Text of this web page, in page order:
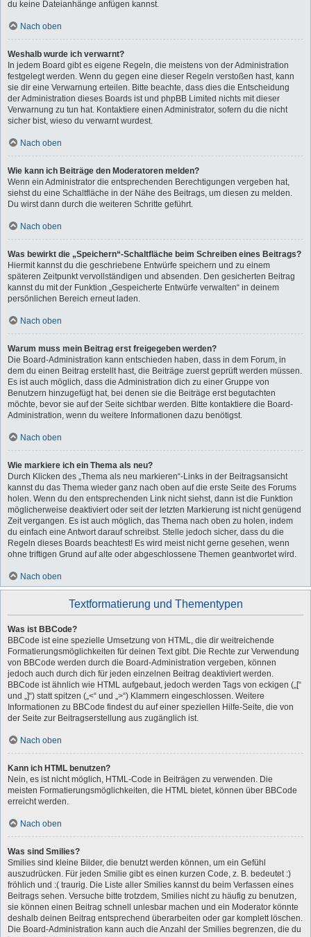
du keine Dateianhänge anfügen kannst.
Nach oben
Weshalb wurde ich verwarnt?
In jedem Board gibt es eigene Regeln, die meistens von der Administration
festgelegt werden. Wenn du gegen eine dieser Regeln verstoßen hast, kann
sie dir eine Verwarnung erteilen. Bitte beachte, dass dies die Entscheidung
der Administration dieses Boards ist und phpBB Limited nichts mit dieser
Verwarnung zu tun hat. Kontaktiere einen Administrator, sofern du die nicht
sicher bist, wieso du verwarnt wurdest.
Nach oben
Wie kann ich Beiträge den Moderatoren melden?
Wenn ein Administrator die entsprechenden Berechtigungen vergeben hat,
siehst du eine Schaltfläche in der Nähe des Beitrags, um diesen zu melden.
Du wirst dann durch die weiteren Schritte geführt.
Nach oben
Was bewirkt die „Speichern“-Schaltfläche beim Schreiben eines Beitrags?
Hiermit kannst du die geschriebene Entwürfe speichern und zu einem
späteren Zeitpunkt vervollständigen und absenden. Den gesicherten Beitrag
kannst du mit der Funktion „Gespeicherte Entwürfe verwalten“ in deinem
persönlichen Bereich erneut laden.
Nach oben
Warum muss mein Beitrag erst freigegeben werden?
Die Board-Administration kann entschieden haben, dass in dem Forum, in
dem du einen Beitrag erstellt hast, die Beiträge zuerst geprüft werden müssen.
Es ist auch möglich, dass die Administration dich zu einer Gruppe von
Benutzern hinzugefügt hat, bei denen sie die Beiträge erst begutachten
möchte, bevor sie auf der Seite sichtbar werden. Bitte kontaktiere die Board-
Administration, wenn du weitere Informationen dazu benötigst.
Nach oben
Wie markiere ich ein Thema als neu?
Durch Klicken des „Thema als neu markieren“-Links in der Beitragsansicht
kannst du das Thema wieder ganz nach oben auf die erste Seite des Forums
holen. Wenn du den entsprechenden Link nicht siehst, dann ist die Funktion
möglicherweise deaktiviert oder seit der letzten Markierung ist nicht genügend
Zeit vergangen. Es ist auch möglich, das Thema nach oben zu holen, indem
du einfach eine Antwort darauf schreibst. Stelle jedoch sicher, dass du die
Regeln dieses Boards beachtest! Es wird meist nicht gerne gesehen, wenn
ohne triftigen Grund auf alte oder abgeschlossene Themen geantwortet wird.
Nach oben
Textformatierung und Thementypen
Was ist BBCode?
BBCode ist eine spezielle Umsetzung von HTML, die dir weitreichende
Formatierungsmöglichkeiten für deinen Text gibt. Die Rechte zur Verwendung
von BBCode werden durch die Board-Administration vergeben, können
jedoch auch durch dich für jeden einzelnen Beitrag deaktiviert werden.
BBCode ist ähnlich wie HTML aufgebaut, jedoch werden Tags von eckigen („[“
und „]“) statt spitzen („<“ und „>“) Klammern eingeschlossen. Weitere
Informationen zu BBCode findest du auf einer speziellen Hilfe-Seite, die von
der Seite zur Beitragserstellung aus zugänglich ist.
Nach oben
Kann ich HTML benutzen?
Nein, es ist nicht möglich, HTML-Code in Beiträgen zu verwenden. Die
meisten Formatierungsmöglichkeiten, die HTML bietet, können über BBCode
erreicht werden.
Nach oben
Was sind Smilies?
Smilies sind kleine Bilder, die benutzt werden können, um ein Gefühl
auszudrücken. Für jeden Smilie gibt es einen kurzen Code, z. B. bedeutet :)
fröhlich und :( traurig. Die Liste aller Smilies kannst du beim Verfassen eines
Beitrags sehen. Versuche bitte trotzdem, Smilies nicht zu häufig zu benutzen,
sie können einen Beitrag schnell unlesbar machen und ein Moderator könnte
deshalb deinen Beitrag entsprechend überarbeiten oder gar komplett löschen.
Die Board-Administration kann auch die Anzahl der Smilies begrenzen, die du